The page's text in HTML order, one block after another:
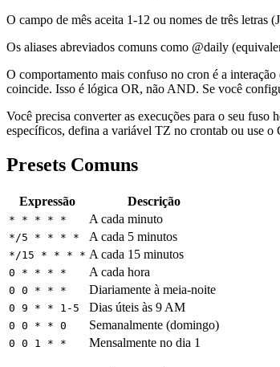
O campo de mês aceita 1-12 ou nomes de três
Os aliases abreviados comuns como @daily
O comportamento mais confuso no cron é a
coincide. Isso é lógica OR, não AND. Se você
Você precisa converter as execuções para o seu
específicos, defina a variável TZ no crontab ou use
Presets Comuns
Expressão Descrição
* * * * * A cada minuto
*/5 * * * * A cada 5 minutos
*/15 * * * * A cada 15 minutos
0 * * * * A cada hora
0 0 * * * Diariamente à meia-noite
0 9 * * 1-5 Dias úteis às 9 AM
0 0 * * 0 Semanalmente (domingo)
0 0 1 * * Mensalmente no dia 1